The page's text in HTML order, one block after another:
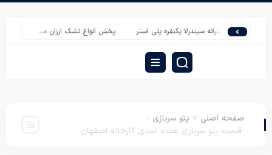
دخترانه سیندرلا یکنفره پلی استر پخش انواع تشک ارزان مسافرتی در مشهد
صفحه اصلی > پتو سربازی :
قیمت پتو سربازی عمده نمدی کارخانه اصفهان